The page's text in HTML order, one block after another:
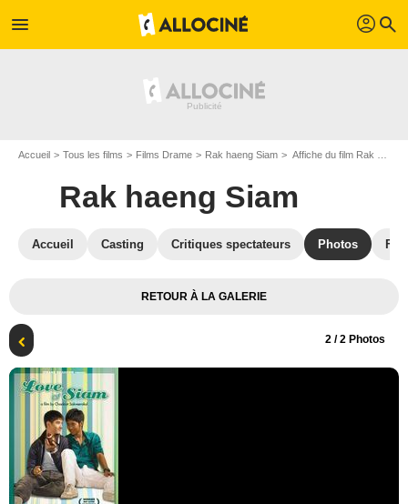
menu profil search
Accueil Tous les films Films Drame Rak haeng Siam Affiche du film Rak haeng Siam - Photo 2
Rak haeng Siam
Accueil Casting Critiques spectateurs Photos
RETOUR À LA GALERIE
2 / 2 Photos